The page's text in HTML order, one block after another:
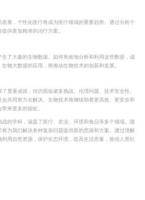
展，个性化医疗将成为医疗领域的重要趋势。通过分析个
供更加精准的治疗方案。
了大量的生物数据。如何有效地分析和利用这些数据，成
物大数据的应用，将推动生物技术的创新和发展。
显著成就，但仍面临诸多挑战。伦理问题、技术安全性、
共同努力去解决。生物技术将继续朝着更高效、更安全和
来更多的福祉。
的学科，涵盖了医疗、农业、环境和食品等多个领域。随
为我们解决各种复杂问题提供新的思路和方案。通过理解
用自然资源，保护生态环境，提高生活质量，推动人类社